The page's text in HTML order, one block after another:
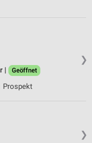
❯
|
Geöffnet
Prospekt
❯